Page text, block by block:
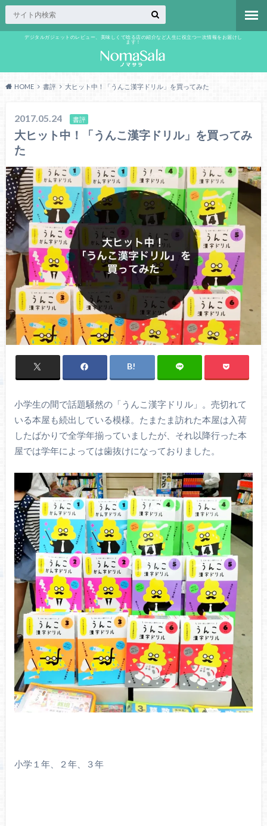
デジタルガジェットのレビュー、美味しくて唸る店の紹介など人生に役立つ一次情報をお届けし
ます！
HOME 書評 大ヒット中！「うんこ漢字ドリル」を買ってみた
2017.05.24 書評
大ヒット中！「うんこ漢字ドリル」を買ってみ
た
小学生の間で話題騒然の「うんこ漢字ドリル」。売切れて
いる本屋も続出している模様。たまたま訪れた本屋は入荷
したばかりで全学年揃っていましたが、それ以降行った本
屋では学年によっては歯抜けになっておりました。
小学１年、２年、３年